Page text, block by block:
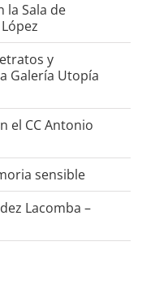
la Sala de
y
Galería Utopía
el CC Antonio
sensible
Lacomba –